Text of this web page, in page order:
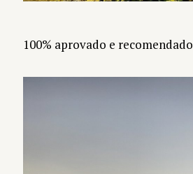
100% aprovado e recomendado